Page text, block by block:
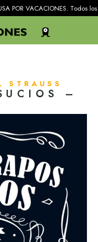
POR VACACIONES. Todos los
–